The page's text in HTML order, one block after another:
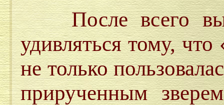
После всего
удивляться тому,
не только
прирученным